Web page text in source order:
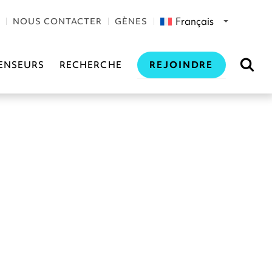
NOUS CONTACTER GÈNES Français
RECHERCHE REJOINDRE